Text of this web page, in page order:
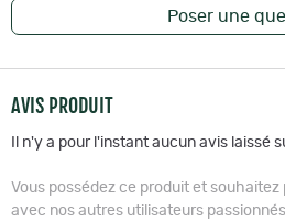
Poser une
AVIS PRODUIT
Il n'y a pour l'instant aucun avis laissé
Vous possédez ce produit et
avec nos autres utilisateurs